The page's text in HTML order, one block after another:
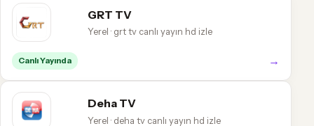
GRT TV
Yerel · grt tv canlı yayın hd izle
Canlı Yayında →
Deha TV
Yerel · deha tv canlı yayın hd izle